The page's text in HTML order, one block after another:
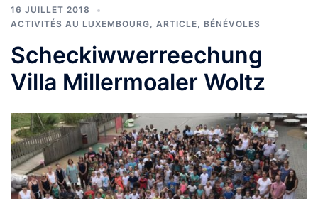
16 JUILLET 2018
ACTIVITÉS AU LUXEMBOURG
ARTICLE BÉNÉVOLES
Scheckiwwerreechung
Villa Millermoaler Woltz